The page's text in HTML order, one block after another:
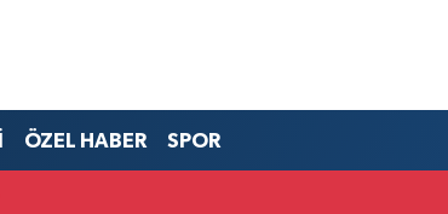
ÖZEL HABER SPOR